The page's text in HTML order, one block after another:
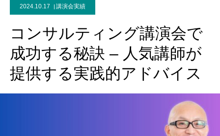
2024.10.17 講演会実績
コンサルティング講演会で
成功する秘訣 – 人気講師が
提供する実践的アドバイス